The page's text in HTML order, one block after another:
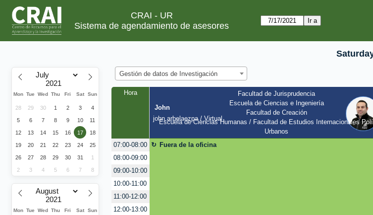
CRAI - UR
Sistema de agendamiento de asesores
Mon Tue Wed Thu Fri Sat Sun
28 29 30 1 2 3 4
5 6 7 8 9 10 11
12 13 14 15 16 17 18
19 20 21 22 23 24 25
26 27 28 29 30 31 1
2 3 4 5 6 7 8
Mon Tue Wed Thu Fri Sat Sun
Gestión de datos de Investigación
Hora
John
john.arbelaezpa / Virtual
Facultad de Jurisprudencia
Escuela de Ciencias e Ingeniería
Facultad de Creación
Escuela de Ciencias Humanas / Facultad de Estudios Internacionales
Urbanos
07:00-08:00 Fuera de la oficina
08:00-09:00
09:00-10:00
10:00-11:00
11:00-12:00
12:00-13:00